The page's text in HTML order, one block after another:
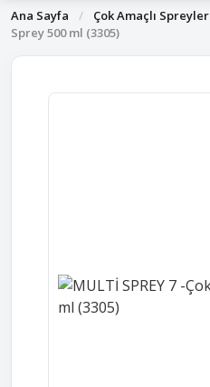
Ana Sayfa / Çok Amaçlı Spreyler
Sprey 500 ml (3305)